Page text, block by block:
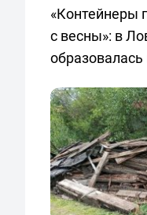
«Контейнеры
с весны»: в